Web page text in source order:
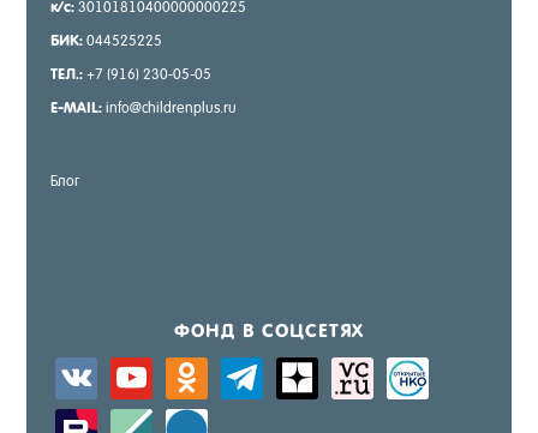
к/с: 30101810400000000225
БИК: 044525225
ТЕЛ.: +7 (916) 230-05-05
E-MAIL: info@childrenplus.ru
Блог
ФОНД В СОЦ­СЕ­ТЯХ
vkontakteyoutube odnoklassnikitelegramzen-
sitemap activity
zerply standardwindows